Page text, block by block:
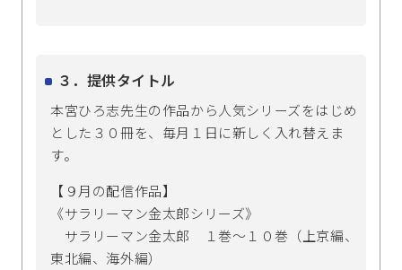
３．提供タイトル
本宮ひろ志先生の作品から人気シリーズをはじめ
とした３０冊を、毎月１日に新しく入れ替えま
す。
【９月の配信作品】
《サラリーマン金太郎シリーズ》
サラリーマン金太郎 １巻～１０巻（上京編、
東北編、海外編）